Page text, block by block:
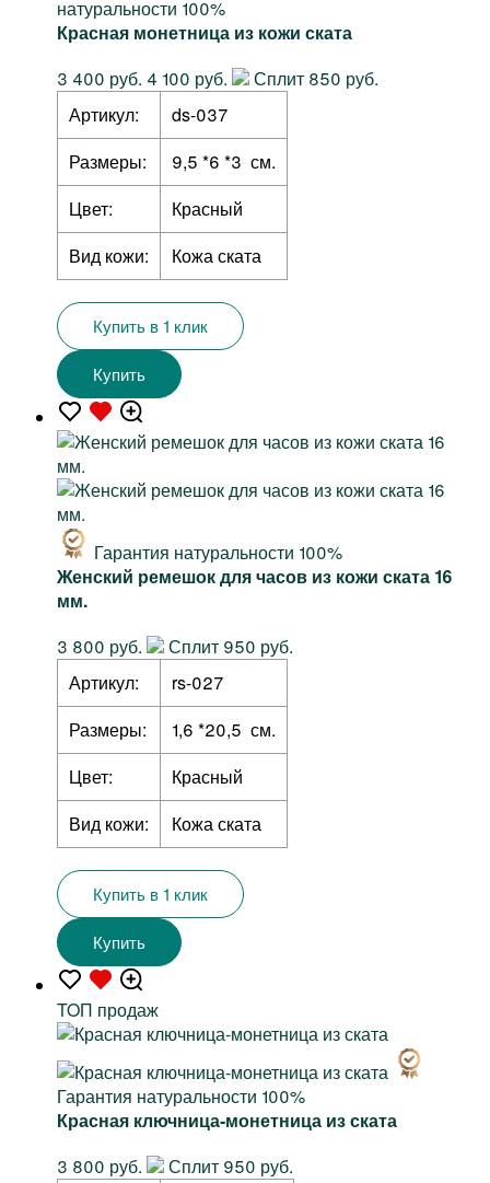
натуральности 100%
Красная монетница из кожи ската
3 400 руб. 4 100 руб.
Сплит 850 руб.
Артикул:
ds-037
Размеры:
9,5 *6 *3 см.
Цвет:
Красный
Вид кожи:
Кожа ската
Купить в 1 клик
Купить
Гарантия натуральности 100%
Женский ремешок для часов из кожи ската 16
мм.
3 800 руб.
Сплит 950 руб.
Артикул:
rs-027
Размеры:
1,6 *20,5 см.
Цвет:
Красный
Вид кожи:
Кожа ската
Купить в 1 клик
Купить
TOП продаж
Гарантия натуральности 100%
Красная ключница-монетница из ската
3 800 руб.
Сплит 950 руб.